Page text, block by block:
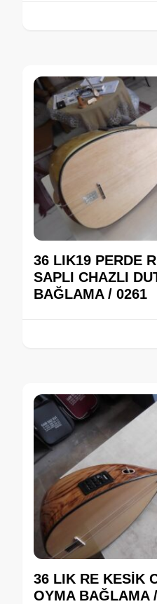
36 LIK19 PERDE
SAPLI CHAZLI
BAĞLAMA / 0261
36 LIK RE KESİK
OYMA BAĞLAMA